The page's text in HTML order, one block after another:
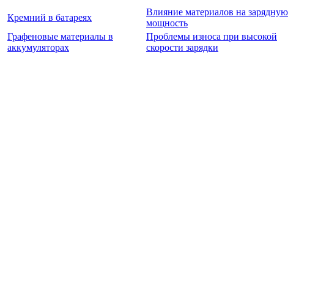
Кремний в батареях
Влияние материалов на зарядную
мощность
Графеновые материалы в
аккумуляторах
Проблемы износа при высокой
скорости зарядки